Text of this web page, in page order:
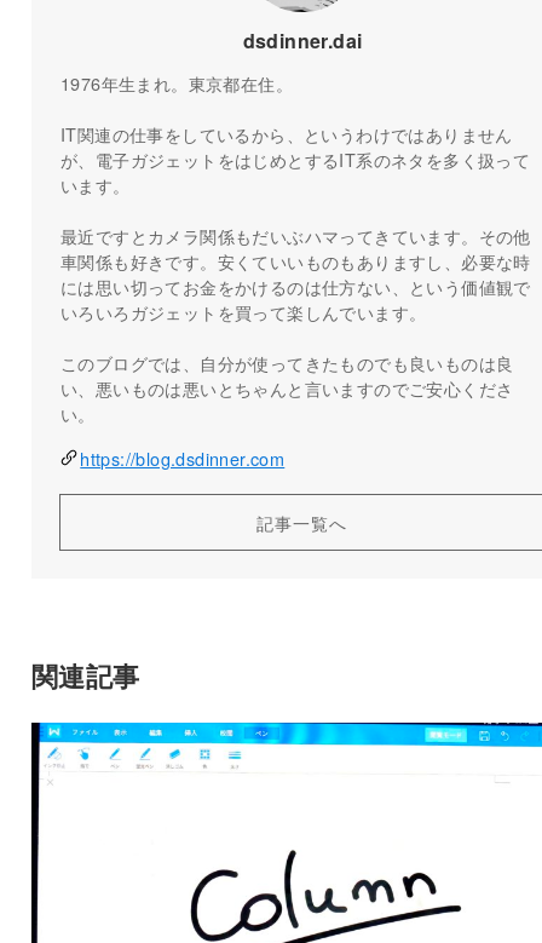
dsdinner.dai
1976年生まれ。東京都在住。
IT関連の仕事をしているから、というわけではありません
が、電子ガジェットをはじめとするIT系のネタを多く扱って
います。
最近ですとカメラ関係もだいぶハマってきています。その他
車関係も好きです。安くていいものもありますし、必要な時
には思い切ってお金をかけるのは仕方ない、という価値観で
いろいろガジェットを買って楽しんでいます。
このブログでは、自分が使ってきたものでも良いものは良
い、悪いものは悪いとちゃんと言いますのでご安心くださ
い。
https://blog.dsdinner.com
記事一覧へ
関連記事